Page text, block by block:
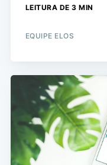
LEITURA DE 3 MIN
EQUIPE ELOS